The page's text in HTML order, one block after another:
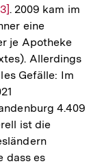
. 2009 kam im
eine
je Apotheke
Allerdings
Gefälle: Im
4.409
ist die
dass es